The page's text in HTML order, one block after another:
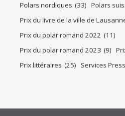
Polars nordiques (33) Polars
Prix du livre de la ville de
Prix du polar romand 2022 (11)
Prix du polar romand 2023 (9)
Prix littéraires (25) Services